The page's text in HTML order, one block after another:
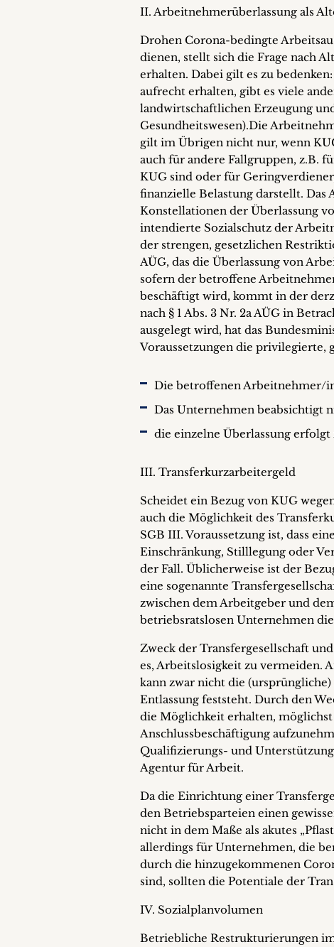
II. Arbeitnehmerüberlassung als
Drohen Corona-bedingte
dienen, stellt sich die Frage nach
erhalten. Dabei gilt es zu
aufrecht erhalten, gibt es viele
landwirtschaftlichen Erzeugung
Gesundheitswesen).Die
gilt im Übrigen nicht nur, wenn
auch für andere Fallgruppen, z.B.
KUG sind oder für
finanzielle Belastung darstellt. Das
Konstellationen der Überlassung
intendierte Sozialschutz der
der strengen, gesetzlichen
AÜG, das die Überlassung von
sofern der betroffene
beschäftigt wird, kommt in der
nach § 1 Abs. 3 Nr. 2a AÜG in
ausgelegt wird, hat das
Voraussetzungen die privilegierte,
Die betroffenen Arbeitnehmer/
Das Unternehmen beabsichtigt
die einzelne Überlassung
III. Transferkurzarbeitergeld
Scheidet ein Bezug von KUG
auch die Möglichkeit des
SGB III. Voraussetzung ist, dass
Einschränkung, Stilllegung oder
der Fall. Üblicherweise ist der
eine sogenannte
zwischen dem Arbeitgeber und
betriebsratslosen Unternehmen
Zweck der Transfergesellschaft
es, Arbeitslosigkeit zu vermeiden.
kann zwar nicht die
Entlassung feststeht. Durch den
die Möglichkeit erhalten,
Anschlussbeschäftigung
Qualifizierungs- und
Agentur für Arbeit.
Da die Einrichtung einer
den Betriebsparteien einen
nicht in dem Maße als akutes
allerdings für Unternehmen, die
durch die hinzugekommenen
sind, sollten die Potentiale der
IV. Sozialplanvolumen
Betriebliche Restrukturierungen